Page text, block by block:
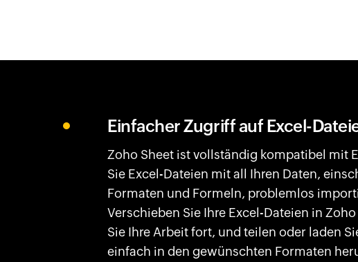
Einfacher Zugriff auf Excel-
Zoho Sheet ist vollständig kompatibel mit
Sie Excel-Dateien mit all Ihren Daten,
Formaten und Formeln, problemlos
Verschieben Sie Ihre Excel-Dateien in
Sie Ihre Arbeit fort, und teilen oder laden
einfach in den gewünschten Formaten